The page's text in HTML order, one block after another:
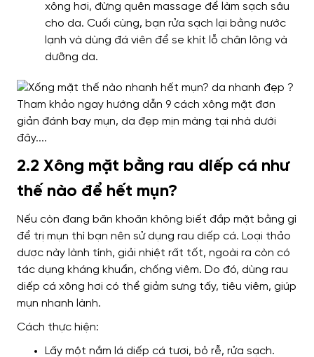
xông hơi, đừng quên massage để làm sạch sâu
cho da. Cuối cùng, bạn rửa sạch lại bằng nước
lạnh và dùng đá viên để se khít lỗ chân lông và
dưỡng da.
2.2 Xông mặt bằng rau diếp cá như
thế nào để hết mụn?
Nếu còn đang băn khoăn không biết đắp mặt bằng gì
để trị mụn thì bạn nên sử dụng rau diếp cá. Loại thảo
dược này lành tính, giải nhiệt rất tốt, ngoài ra còn có
tác dụng kháng khuẩn, chống viêm. Do đó, dùng rau
diếp cá xông hơi có thể giảm sưng tấy, tiêu viêm, giúp
mụn nhanh lành.
Cách thực hiện:
Lấy một nắm lá diếp cá tươi, bỏ rễ, rửa sạch.